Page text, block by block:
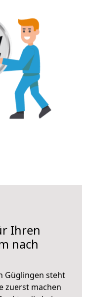
Ihren
nach
Güglingen steht
zuerst machen